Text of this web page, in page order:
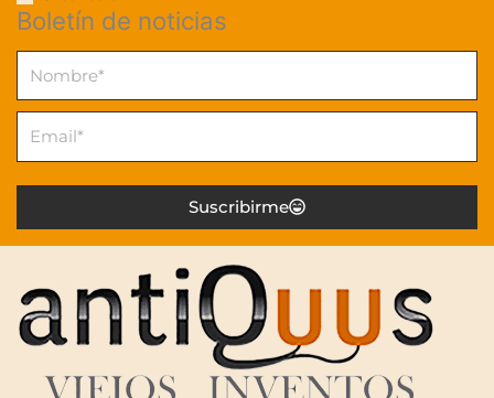
Boletín de noticias
Suscribirme